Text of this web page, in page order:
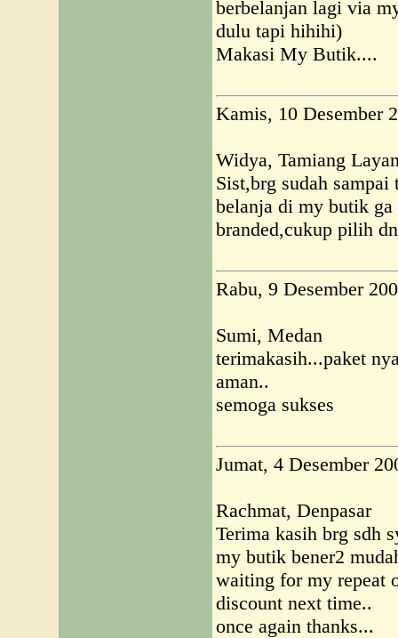
berbelanjan lagi via
dulu tapi hihihi)
Makasi My Butik....
Kamis, 10 Desember
Widya, Tamiang
Sist,brg sudah sampai
belanja di my butik
branded,cukup pilih
Rabu, 9 Desember
Sumi, Medan
terimakasih...paket
aman..
semoga sukses
Jumat, 4 Desember
Rachmat, Denpasar
Terima kasih brg sdh
my butik bener2
waiting for my repeat
discount next time..
once again thanks...